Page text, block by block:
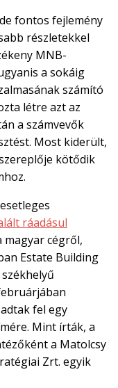
fontos fejlemény
részletekkel
MNB-
a sokáig
számító
létre azt az
a számvevők
Most kiderült,
kötődik
ráadásul
magyar cégről,
Estate Building
fel egy
Mint írták, a
a Matolcsy
Zrt. egyik